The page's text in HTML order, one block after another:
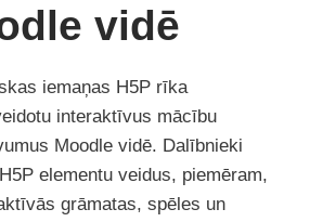
vidē
iemaņas H5P rīka
interaktīvus mācību
Moodle vidē. Dalībnieki
elementu veidus, piemēram,
grāmatas, spēles un